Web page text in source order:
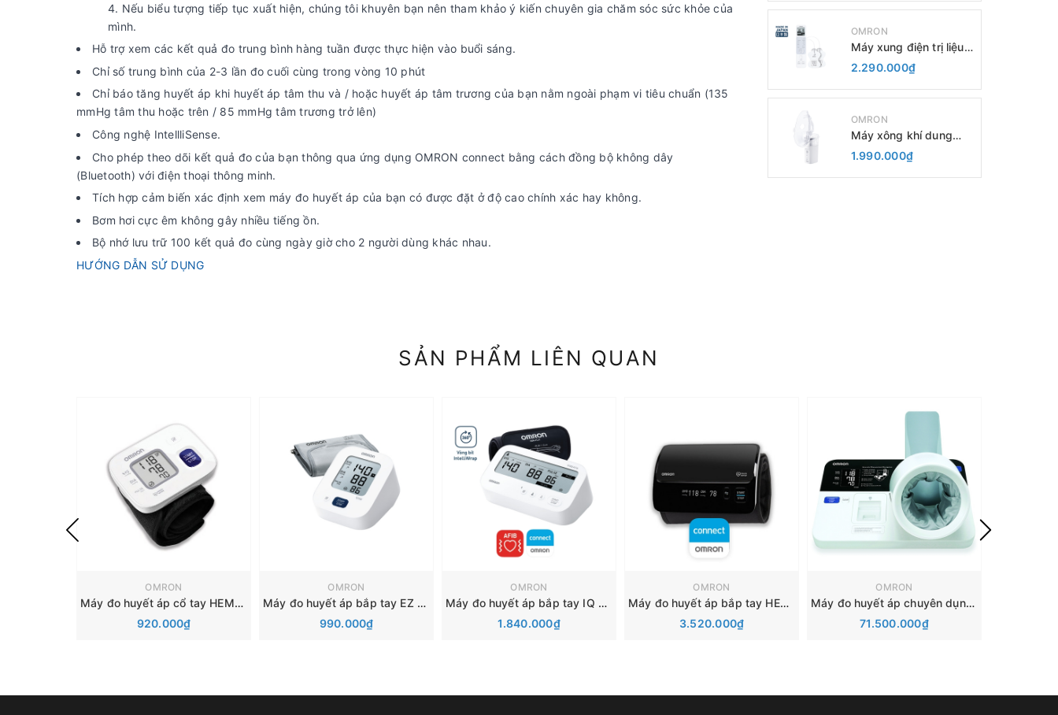
Nếu biểu tượng tiếp tục xuất hiện, chúng tôi khuyên bạn nên tham khảo ý kiến chuyên gia chăm sóc sức khỏe của
mình.
Hỗ trợ xem các kết quả đo trung bình hàng tuần được thực hiện vào buổi sáng.
Chỉ số trung bình của 2-3 lần đo cuối cùng trong vòng 10 phút
Chỉ báo tăng huyết áp khi huyết áp tâm thu và / hoặc huyết áp tâm trương của bạn nằm ngoài phạm vi tiêu chuẩn (135
mmHg tâm thu hoặc trên / 85 mmHg tâm trương trở lên)
Công nghệ IntellliSense.
Cho phép theo dõi kết quả đo của bạn thông qua ứng dụng OMRON connect bằng cách đồng bộ không dây
(Bluetooth) với điện thoại thông minh.
Tích hợp cảm biến xác định xem máy đo huyết áp của bạn có được đặt ở độ cao chính xác hay không.
Bơm hơi cực êm không gây nhiều tiếng ồn.
Bộ nhớ lưu trữ 100 kết quả đo cùng ngày giờ cho 2 người dùng khác nhau.
HƯỚNG DẪN SỬ DỤNG
OMRON
Máy xung điện trị liệu
HV-F230
2.290.000₫
OMRON
Máy xông khí dung
dạng lưới NE-U200
1.990.000₫
SẢN PHẨM LIÊN QUAN
OMRON
Máy đo huyết áp cổ tay HEM-6161
920.000₫
OMRON
Máy đo huyết áp bắp tay EZ Lite (HEM-7180)
990.000₫
OMRON
Máy đo huyết áp bắp tay IQ BT (HEM-7194T1-FL)
1.840.000₫
OMRON
Máy đo huyết áp bắp tay HEM-7600T
3.520.000₫
OMRON
Máy đo huyết áp chuyên dụng HBP-9030
71.500.000₫